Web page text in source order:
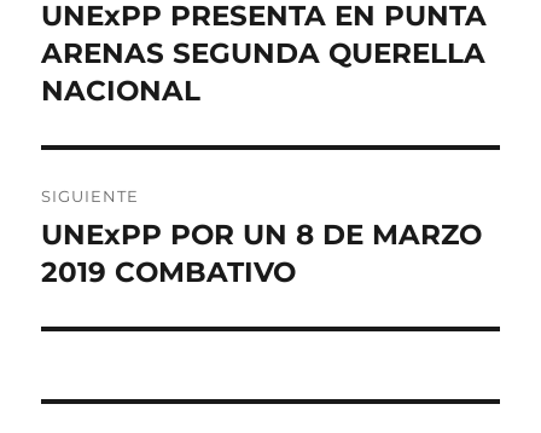
entradas
Entrada
anterior:
UNExPP PRESENTA EN PUNTA
ARENAS SEGUNDA QUERELLA
NACIONAL
SIGUIENTE
Entrada
siguiente:
UNExPP POR UN 8 DE MARZO
2019 COMBATIVO